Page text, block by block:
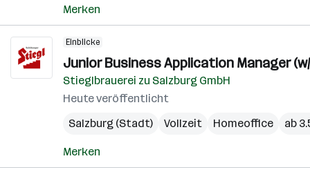
Merken
Einblicke
Junior Business Application Manager
Stieglbrauerei zu Salzburg GmbH
Heute veröffentlicht
Salzburg (Stadt)
Vollzeit Homeoffice ab
Merken